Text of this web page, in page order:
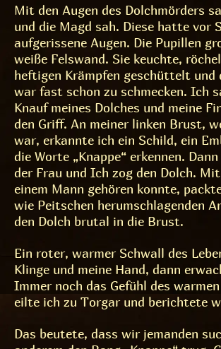
Mit den Augen des Dolchmörders
und die Magd sah. Diese hatte vor
aufgerissene Augen. Die Pupillen
weiße Felswand. Sie keuchte,
heftigen Krämpfen geschüttelt und
war fast schon zu schmecken. Ich
Knauf meines Dolches und meine
den Griff. An meiner linken Brust,
war, erkannte ich ein Schild, ein
die Worte „Knappe“ erkennen.
der Frau und Ich zog den Dolch.
einem Mann gehören konnte,
wie Peitschen herumschlagenden
den Dolch brutal in die Brust.
Ein roter, warmer Schwall des
Klinge und meine Hand, dann
Immer noch das Gefühl des
eilte ich zu Torgar und berichtete
Das beutete, dass wir jemanden